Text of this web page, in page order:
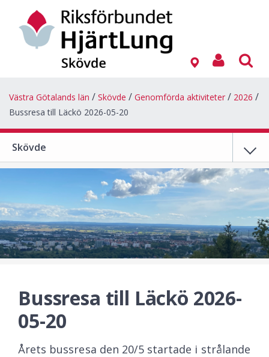
Västra Götalands län Skövde Genomförda aktiviteter
2026
Bussresa till Läckö 2026-05-20
Skövde
Bussresa till Läckö 2026-
05-20
Årets bussresa den 20/5 startade i strålande